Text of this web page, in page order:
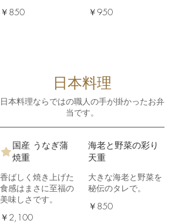
￥850 ￥950
日本料理
日本料理ならではの職人の手が掛かったお弁
当です。
国産 うなぎ蒲
焼重
香ばしく焼き上げた
食感はまさに至福の
美味しさです。
￥2,100
海老と野菜の彩り
天重
大きな海老と野菜を
秘伝のタレで。
￥850